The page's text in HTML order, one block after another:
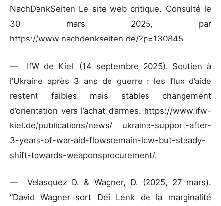
NachDenkSeiten Le site web critique. Consulté le
30 mars 2025, par
https://www.nachdenkseiten.de/?p=130845
— IfW de Kiel. (14 septembre 2025). Soutien à
l’Ukraine après 3 ans de guerre : les flux d’aide
restent faibles mais stables changement
d’orientation vers l’achat d’armes. https://www.ifw-
kiel.de/publications/news/ ukraine-support-after-
3-years-of-war-aid-flowsremain-low-but-steady-
shift-towards-weaponsprocurement/.
— Velasquez D. & Wagner, D. (2025, 27 mars).
“David Wagner sort Déi Lénk de la marginalité